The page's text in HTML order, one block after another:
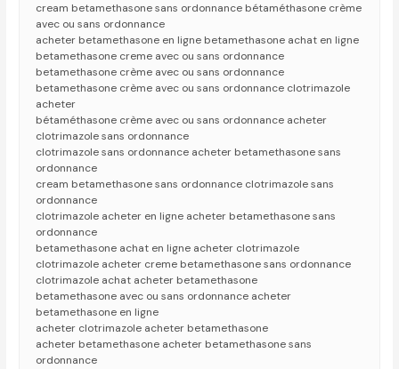
cream betamethasone sans ordonnance bétaméthasone crème
avec ou sans ordonnance
acheter betamethasone en ligne betamethasone achat en ligne
betamethasone creme avec ou sans ordonnance
betamethasone crème avec ou sans ordonnance
betamethasone crème avec ou sans ordonnance clotrimazole
acheter
bétaméthasone crème avec ou sans ordonnance acheter
clotrimazole sans ordonnance
clotrimazole sans ordonnance acheter betamethasone sans
ordonnance
cream betamethasone sans ordonnance clotrimazole sans
ordonnance
clotrimazole acheter en ligne acheter betamethasone sans
ordonnance
betamethasone achat en ligne acheter clotrimazole
clotrimazole acheter creme betamethasone sans ordonnance
clotrimazole achat acheter betamethasone
betamethasone avec ou sans ordonnance acheter
betamethasone en ligne
acheter clotrimazole acheter betamethasone
acheter betamethasone acheter betamethasone sans
ordonnance